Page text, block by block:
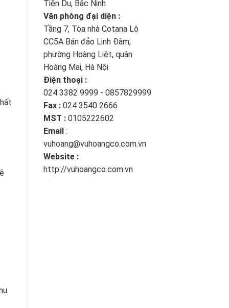
Tiên Du, Bắc Ninh
Văn phòng đại diện :
Tầng 7, Tòa nhà Cotana Lô
CC5A Bán đảo Linh Đàm,
phường Hoàng Liệt, quận
Hoàng Mai, Hà Nội
Điện thoại :
024 3382 9999 - 0857829999
Fax : 024 3540 2666
MST : 0105222602
Email :
vuhoang@vuhoangco.com.vn
Website :
http://vuhoangco.com.vn